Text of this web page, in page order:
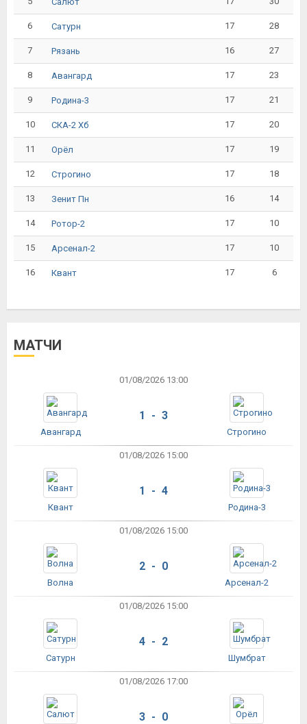
6 Сатурн 17 28
7 Рязань 16 27
8 Авангард 17 23
9 Родина-3 17 21
10 СКА-2 Хб 17 20
11 Орёл 17 19
12 Строгино 17 18
13 Зенит Пн 16 14
14 Ротор-2 17 10
15 Арсенал-2 17 10
16 Квант 17 6
МАТЧИ
01/08/2026 13:00
Авангард
1 - 3
Строгино
01/08/2026 15:00
Квант
1 - 4
Родина-3
01/08/2026 15:00
Волна
2 - 0
Арсенал-2
01/08/2026 15:00
Сатурн
4 - 2
Шумбрат
01/08/2026 17:00
3 - 0